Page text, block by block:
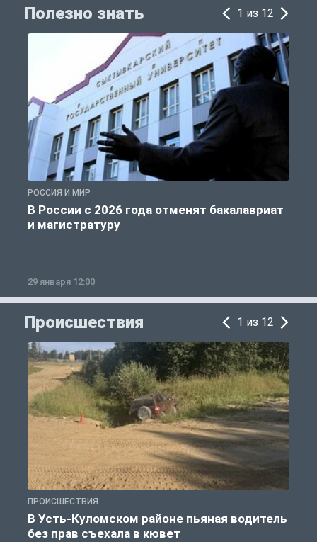
Полезно знать 1 из 12
РОССИЯ И МИР
В России с 2026 года отменят бакалавриат
и магистратуру
29 января 12:00
Происшествия 1 из 12
ПРОИСШЕСТВИЯ
В Усть-Куломском районе пьяная водитель
без прав съехала в кювет